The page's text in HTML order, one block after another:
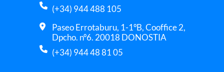
(+34) 944 488 105
Paseo Errotaburu, 1-1ºB, Cooffice 2,
Dpcho. nº6. 20018 DONOSTIA
(+34) 944 48 81 05